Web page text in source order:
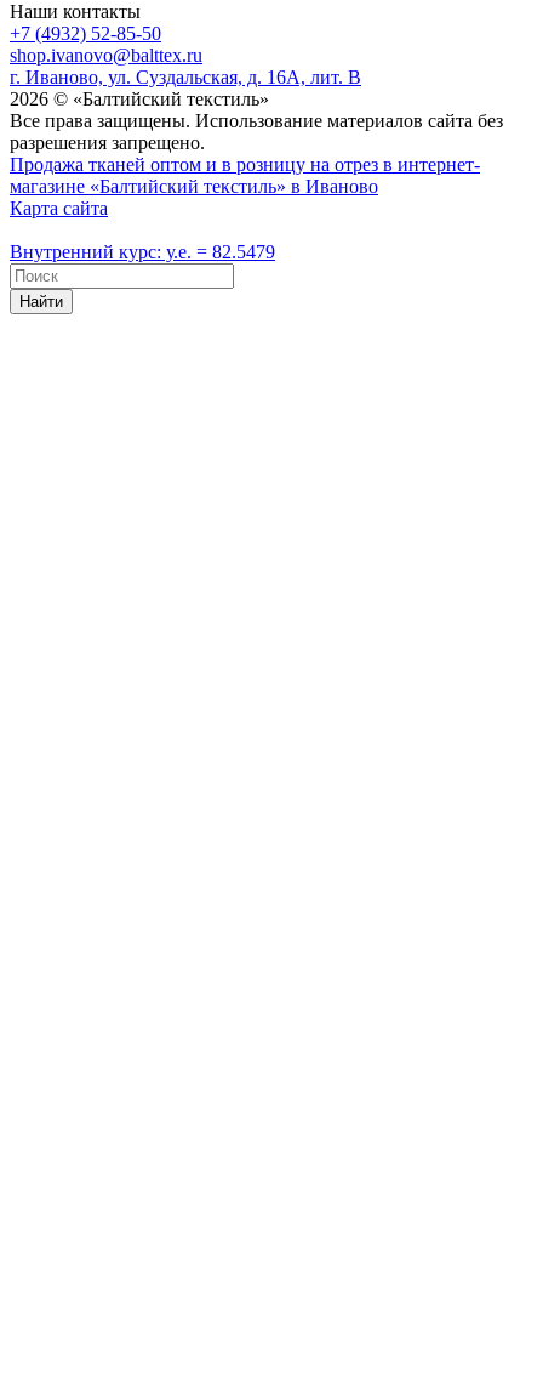
Наши контакты
+7 (4932) 52-85-50
shop.ivanovo@balttex.ru
г. Иваново, ул. Суздальская, д. 16А, лит. В
2026 © «Балтийский текстиль»
Все права защищены. Использование материалов сайта без
разрешения запрещено.
Продажа тканей оптом и в розницу на отрез в интернет-
магазине «Балтийский текстиль» в Иваново
Карта сайта
Внутренний курс: у.е. = 82.5479
Найти